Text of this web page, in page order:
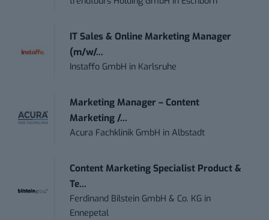
IT Sales & Online Marketing Manager
(m/w/...
Instaffo GmbH in Karlsruhe
Marketing Manager – Content
Marketing /...
Acura Fachklinik GmbH inAlbstadt
Content Marketing Specialist Product &
Te...
Ferdinand Bilstein GmbH & Co. KG in
Ennepetal